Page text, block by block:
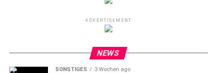
ADVERTISEMENT
NEWS
SONSTIGES 3 Wochen ago